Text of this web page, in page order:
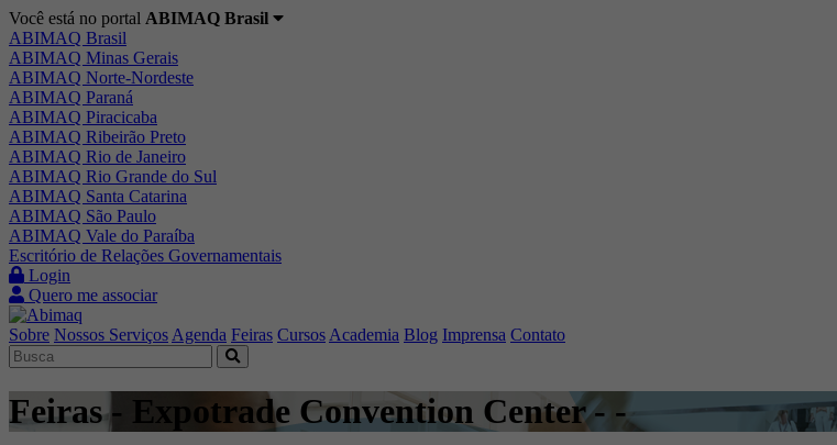
Você está no portal ABIMAQ Brasil
ABIMAQ Brasil
ABIMAQ Minas Gerais
ABIMAQ Norte-Nordeste
ABIMAQ Paraná
ABIMAQ Piracicaba
ABIMAQ Ribeirão Preto
ABIMAQ Rio de Janeiro
ABIMAQ Rio Grande do Sul
ABIMAQ Santa Catarina
ABIMAQ São Paulo
ABIMAQ Vale do Paraíba
Escritório de Relações Governamentais
Login
Quero me associar
Sobre Nossos Serviços Agenda Feiras Cursos Academia Blog Imprensa Contato
Feiras - Expotrade Convention Center - -